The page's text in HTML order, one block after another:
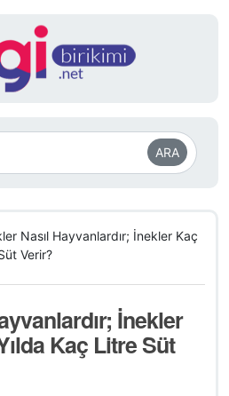
ARA
Nasıl Hayvanlardır; İnekler Kaç
Verir?
İnekler
Kaç Litre Süt